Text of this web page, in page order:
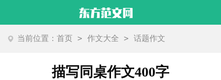
当前位置：首页 > 作文大全 > 话题作文
描写同桌作文400字